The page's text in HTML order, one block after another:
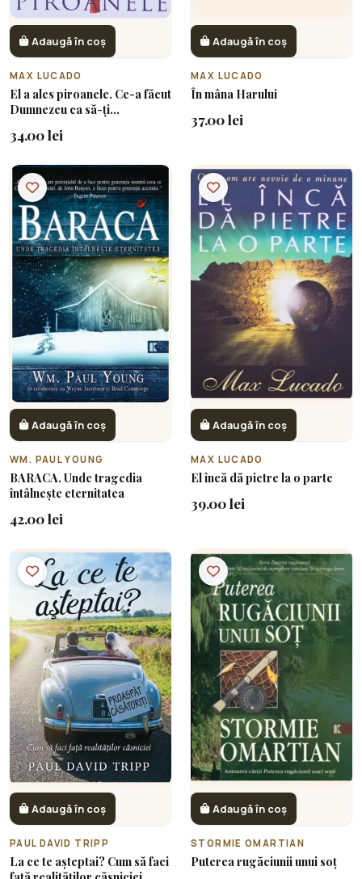
Adaugă în coș
MAX LUCADO
El a ales piroanele. Ce-a făcut
Dumnezeu ca să-ți
34.00 lei
Adaugă în coș
MAX LUCADO
În mâna Harului
37.00 lei
Adaugă în coș
WM. PAUL YOUNG
BARACA. Unde tragedia
întâlnește eternitatea
42.00 lei
Adaugă în coș
MAX LUCADO
El încă dă pietre la o parte
39.00 lei
Adaugă în coș
PAUL DAVID TRIPP
La ce te așteptai? Cum să faci
Adaugă în coș
STORMIE OMARTIAN
Puterea rugăciunii unui soț